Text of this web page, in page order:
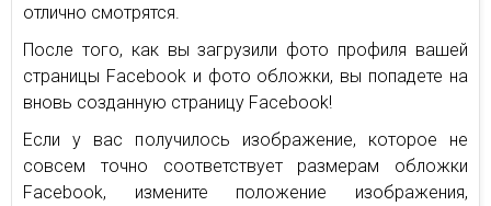
отлично смотрятся.
После того, как вы загрузили фото профиля вашей
страницы Facebook и фото обложки, вы попадете на
вновь созданную страницу Facebook!
Если у вас получилось изображение, которое не
совсем точно соответствует размерам обложки
Facebook, измените положение изображения,